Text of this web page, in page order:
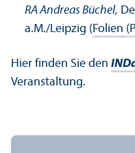
RA Andreas Büchel,
a.M./Leipzig (Folien
Hier finden Sie den
Veranstaltung.